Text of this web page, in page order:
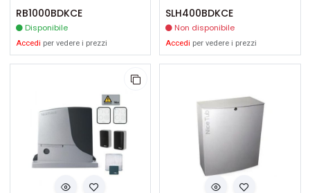
RB1000BDKCE
Disponibile
Accedi per vedere i prezzi
SLH400BDKCE
Non disponibile
Accedi per vedere i prezzi